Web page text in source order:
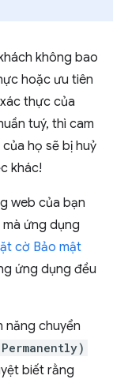
không bao
hoặc ưu tiên
thực của
tuý, thì cam
họ sẽ bị huỷ
khác!
web của bạn
ứng dụng
cờ Bảo mật
ứng dụng đều
năng chuyển
biết rằng